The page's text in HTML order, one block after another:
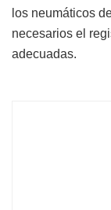
los neumáticos
necesarios el
adecuadas.